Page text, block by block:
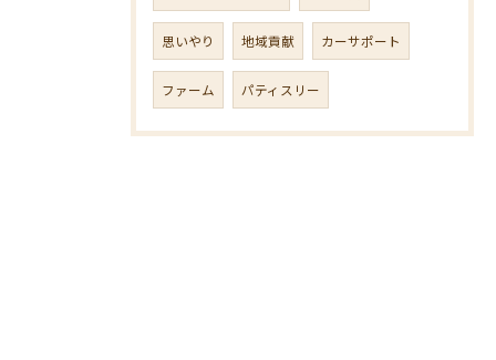
思いやり 地域貢献 カーサポート
ファーム パティスリー